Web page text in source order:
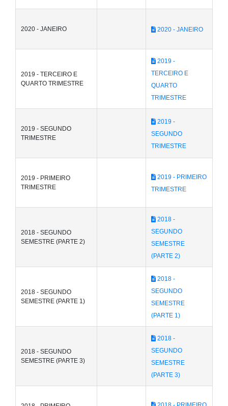
2020 - JANEIRO 2020 - JANEIRO
2019 - TERCEIRO E
QUARTO TRIMESTRE
2019 -
TERCEIRO E
QUARTO
TRIMESTRE
2019 - SEGUNDO
TRIMESTRE
2019 -
SEGUNDO
TRIMESTRE
2019 - PRIMEIRO
TRIMESTRE
2019 - PRIMEIRO
TRIMESTRE
2018 - SEGUNDO
SEMESTRE (PARTE 2)
2018 -
SEGUNDO
SEMESTRE
(PARTE 2)
2018 - SEGUNDO
SEMESTRE (PARTE 1)
2018 -
SEGUNDO
SEMESTRE
(PARTE 1)
2018 - SEGUNDO
SEMESTRE (PARTE 3)
2018 -
SEGUNDO
SEMESTRE
(PARTE 3)